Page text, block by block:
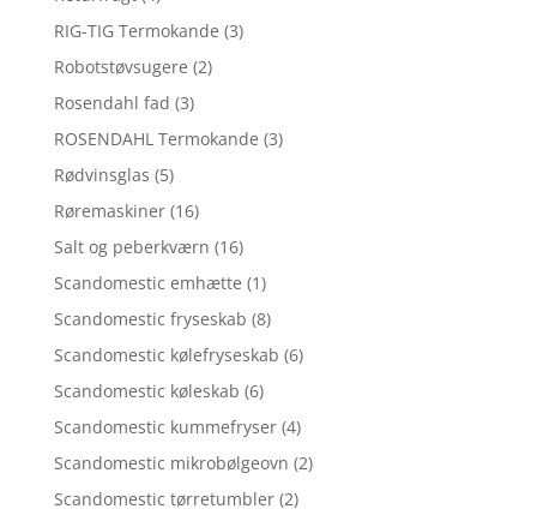
RIG-TIG Termokande (3)
Robotstøvsugere (2)
Rosendahl fad (3)
ROSENDAHL Termokande (3)
Rødvinsglas (5)
Røremaskiner (16)
Salt og peberkværn (16)
Scandomestic emhætte (1)
Scandomestic fryseskab (8)
Scandomestic kølefryseskab (6)
Scandomestic køleskab (6)
Scandomestic kummefryser (4)
Scandomestic mikrobølgeovn (2)
Scandomestic tørretumbler (2)